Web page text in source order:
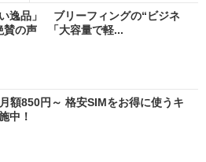
い逸品」 ブリーフィングの“ビジネ
賛の声 「大容量で軽...
額850円～ 格安SIMをお得に使うキ
中！